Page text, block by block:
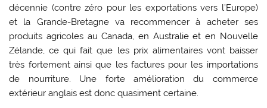
décennie (contre zéro pour les exportations vers l’Europe)
et la Grande-Bretagne va recommencer à acheter ses
produits agricoles au Canada, en Australie et en Nouvelle
Zélande, ce qui fait que les prix alimentaires vont baisser
très fortement ainsi que les factures pour les importations
de nourriture. Une forte amélioration du commerce
extérieur anglais est donc quasiment certaine.